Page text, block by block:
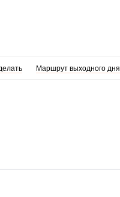
Маршрут выходного дня